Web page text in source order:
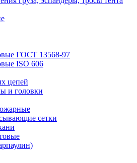
ГОСТ 13568-97
ISO 606
цепей
и головки
сетки